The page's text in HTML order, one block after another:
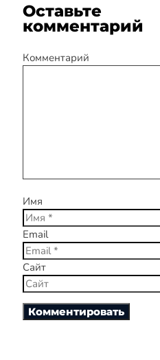
Оставьте
комментарий
Комментарий
Имя
Email
Сайт